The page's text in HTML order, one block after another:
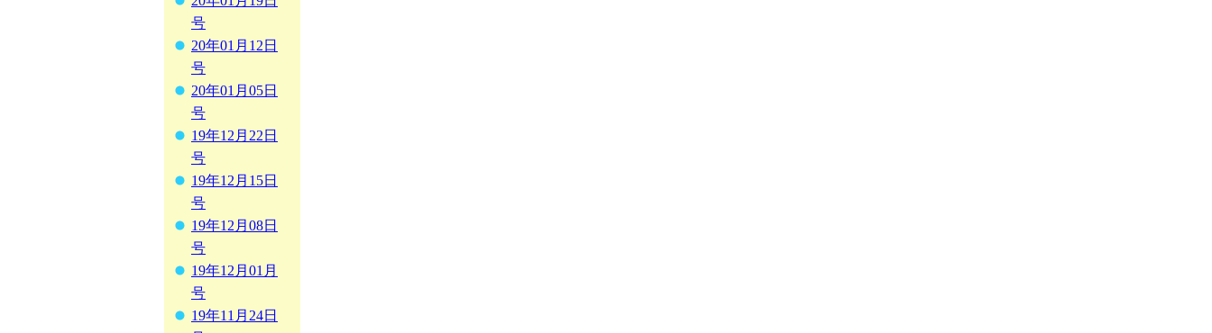
号
20年01月12日
号
20年01月05日
号
19年12月22日
号
19年12月15日
号
19年12月08日
号
19年12月01月
号
19年11月24日